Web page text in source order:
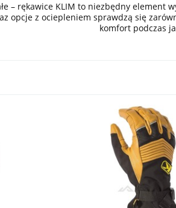
– rękawice KLIM to niezbędny element
opcje z ociepleniem sprawdzą się
komfort podczas